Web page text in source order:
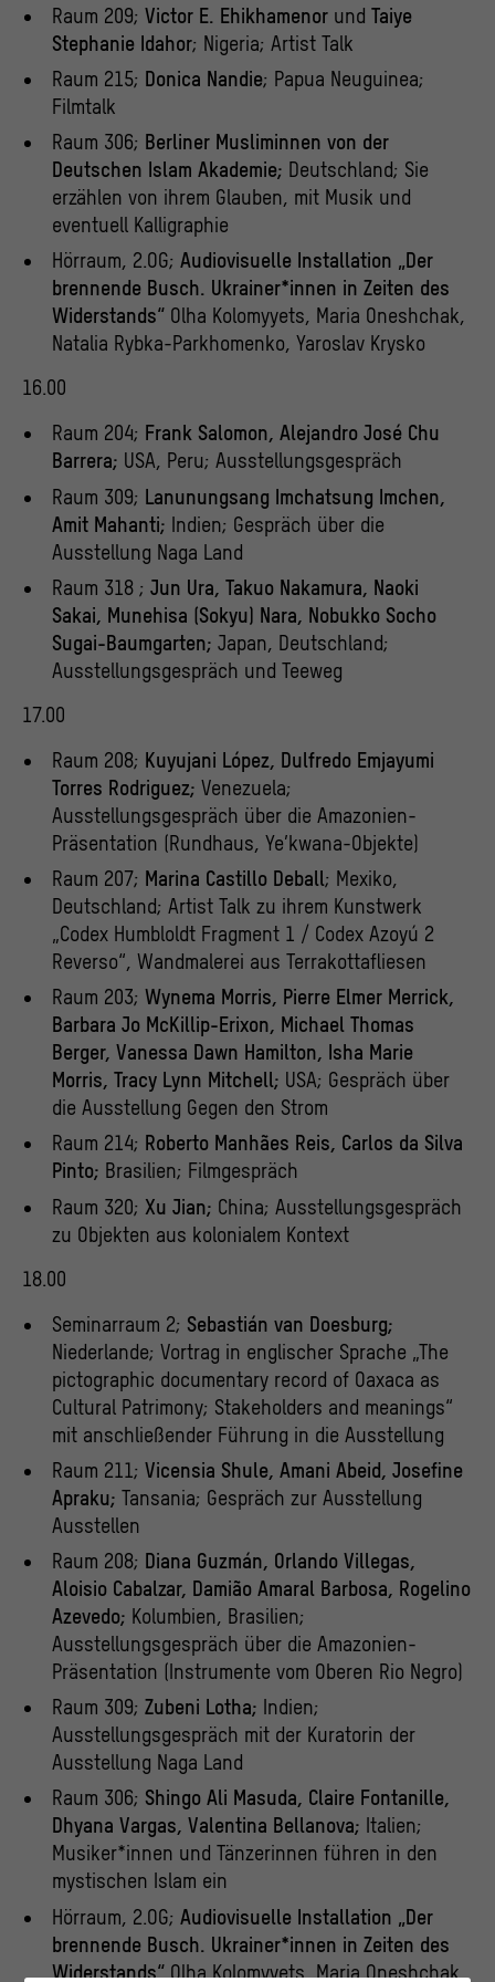
Raum 209; Victor E. Ehikhamenorund Taiye
Stephanie Idahor; Nigeria; Artist Talk
Raum 215; Donica Nandie; Papua Neuguinea;
Filmtalk
Raum 306; Berliner Musliminnen von der
Deutschen Islam Akademie; Deutschland; Sie
erzählen von ihrem Glauben, mit Musik und
eventuell Kalligraphie
Hörraum, 2.OG; Audiovisuelle Installation „Der
brennende Busch. Ukrainer*innen in Zeiten des
Widerstands“Olha Kolomyyets, Maria Oneshchak,
Natalia Rybka-Parkhomenko, Yaroslav Krysko
16.00
Raum 204; Frank Salomon, Alejandro José Chu
Barrera; USA, Peru; Ausstellungsgespräch
Raum 309; Lanunungsang Imchatsung Imchen,
Amit Mahanti; Indien; Gespräch über die
Ausstellung Naga Land
Raum 318 ; Jun Ura, Takuo Nakamura, Naoki
Sakai, Munehisa (Sokyu) Nara, Nobukko Socho
Sugai-Baumgarten; Japan, Deutschland;
Ausstellungsgespräch und Teeweg
17.00
Raum 208; Kuyujani López, Dulfredo Emjayumi
Torres Rodriguez; Venezuela;
Ausstellungsgespräch über die Amazonien-
Präsentation (Rundhaus, Ye’kwana-Objekte)
Raum 207; Marina Castillo Deball; Mexiko,
Deutschland; Artist Talk zu ihrem Kunstwerk
„Codex Humbloldt Fragment 1 / Codex Azoyú 2
Reverso“, Wandmalerei aus Terrakottafliesen
Raum 203; Wynema Morris, Pierre Elmer Merrick,
Barbara Jo McKillip-Erixon, Michael Thomas
Berger, Vanessa Dawn Hamilton, Isha Marie
Morris, Tracy Lynn Mitchell; USA; Gespräch über
die Ausstellung Gegen den Strom
Raum 214; Roberto Manhães Reis, Carlos da Silva
Pinto; Brasilien; Filmgespräch
Raum 320; Xu Jian; China; Ausstellungsgespräch
zu Objekten aus kolonialem Kontext
18.00
Seminarraum 2; Sebastián van Doesburg;
Niederlande; Vortrag in englischer Sprache „The
pictographic documentary record of Oaxaca as
Cultural Patrimony; Stakeholders and meanings“
mit anschließender Führung in die Ausstellung
Raum 211; Vicensia Shule, Amani Abeid, Josefine
Apraku; Tansania; Gespräch zur Ausstellung
Ausstellen
Raum 208; Diana Guzmán, Orlando Villegas,
Aloisio Cabalzar, Damião Amaral Barbosa, Rogelino
Azevedo; Kolumbien, Brasilien;
Ausstellungsgespräch über die Amazonien-
Präsentation (Instrumente vom Oberen Rio Negro)
Raum 309; Zubeni Lotha; Indien;
Ausstellungsgespräch mit der Kuratorin der
Ausstellung Naga Land
Raum 306; Shingo Ali Masuda, Claire Fontanille,
Dhyana Vargas, Valentina Bellanova; Italien;
Musiker*innen und Tänzerinnen führen in den
mystischen Islam ein
Hörraum, 2.OG; Audiovisuelle Installation „Der
brennende Busch. Ukrainer*innen in Zeiten des
Widerstands“Olha Kolomyyets, Maria Oneshchak,